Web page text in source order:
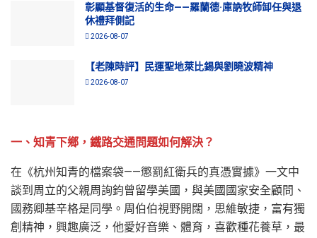
彰顯基督復活的生命——羅蘭德·庫訥牧師卸任與退
休禮拜側記
2026-08-07
【老陳時評】民運聖地萊比錫與劉曉波精神
2026-08-07
一、知青下鄉，鐵路交通問題如何解決？
在《杭州知青的檔案袋——懲罰紅衛兵的真憑實據》一文中
談到周立的父親周詢鈞曾留學美國，與美國國家安全顧問、
國務卿基辛格是同學。周伯伯視野開闊，思維敏捷，富有獨
創精神，興趣廣泛，他愛好音樂、體育，喜歡種花養草，最